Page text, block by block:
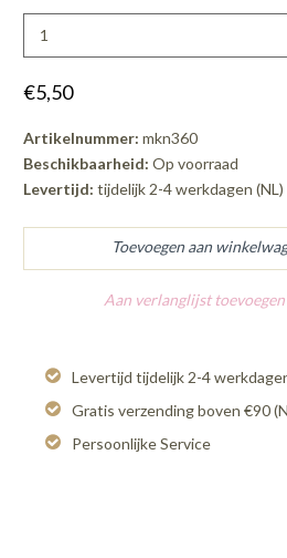
€5,50
Artikelnummer: mkn360
Beschikbaarheid: Op voorraad
Levertijd: tijdelijk 2-4 werkdagen (NL)
Aan verlanglijst toevoegen
Levertijd tijdelijk 2-4
Gratis verzending boven €90
Persoonlijke Service